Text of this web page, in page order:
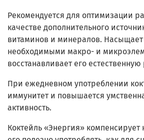
Рекомендуется для оптимизации
качестве дополнительного
витаминов и минералов. Насыщает
необходимыми макро- и
восстанавливает его естественную
При ежедневном употреблении
иммунитет и повышается
активность.
Коктейль «Энергия» компенсирует